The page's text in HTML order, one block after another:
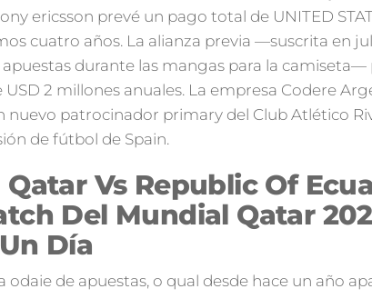
ericsson prevé un pago total de UNITED
cuatro años. La alianza previa —suscrita en
durante las mangas para la camiseta—
2 millones anuales. La empresa Codere
nuevo patrocinador primary del Club Atlético
de fútbol de Spain.
Qatar Vs Republic Of
Del Mundial Qatar
Día
odaie de apuestas, o qual desde hace un año